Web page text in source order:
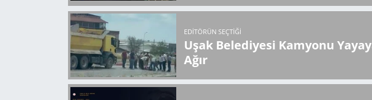
EDITÖRÜN SEÇTIĞI
Uşak Belediyesi Kamyonu
Ağır